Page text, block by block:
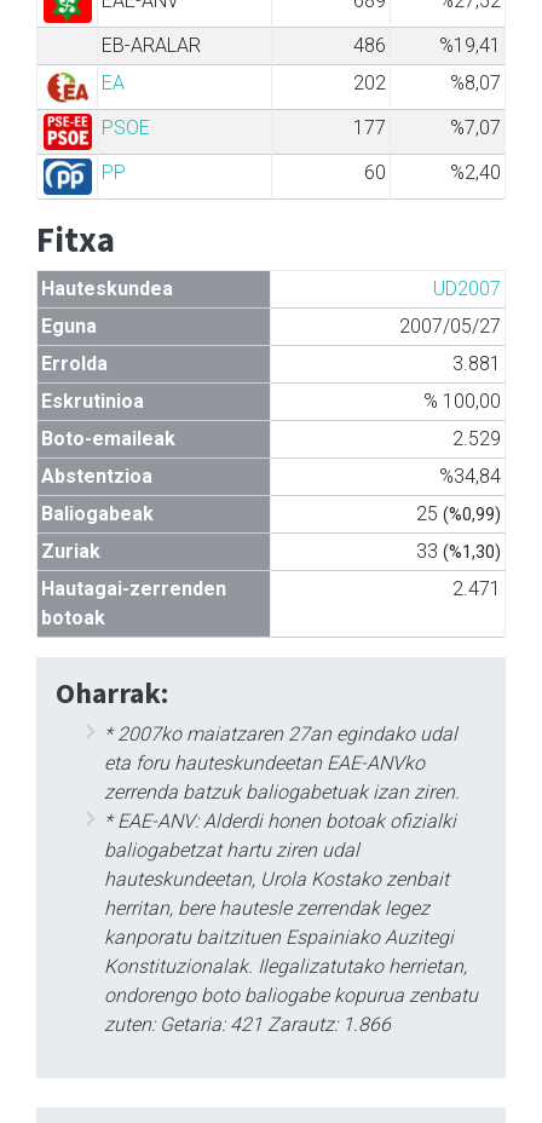
EB-ARALAR
486
%19,41
EA
202
%8,07
PSOE
177
%7,07
PP
60 %2,40
Fitxa
Hauteskundea
UD2007
Eguna
2007/05/27
Errolda
3.881
Eskrutinioa
% 100,00
Boto-emaileak
2.529
Abstentzioa
%34,84
Baliogabeak
25 (%0,99)
Zuriak 33 (%1,30)
Hautagai-zerrenden
botoak
2.471
Oharrak:
* 2007ko maiatzaren 27an egindako udal
eta foru hauteskundeetan EAE-ANVko
zerrenda batzuk baliogabetuak izan ziren.
* EAE-ANV: Alderdi honen botoak ofizialki
baliogabetzat hartu ziren udal
hauteskundeetan, Urola Kostako zenbait
herritan, bere hautesle zerrendak legez
kanporatu baitzituen Espainiako Auzitegi
Konstituzionalak. Ilegalizatutako herrietan,
ondorengo boto baliogabe kopurua zenbatu
zuten: Getaria: 421 Zarautz: 1.866